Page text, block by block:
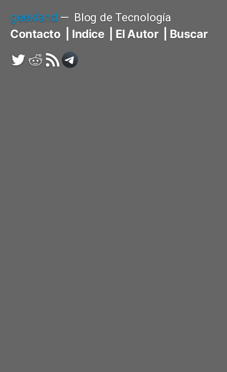
geekland Blog de Tecnología
Contacto Indice El Autor Buscar
TwitterReddit
RSSTelegram